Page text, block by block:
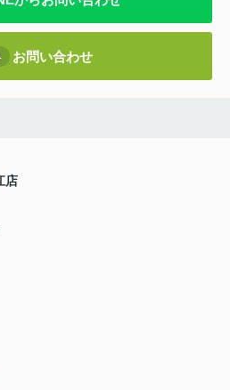
お問い合わせ
店